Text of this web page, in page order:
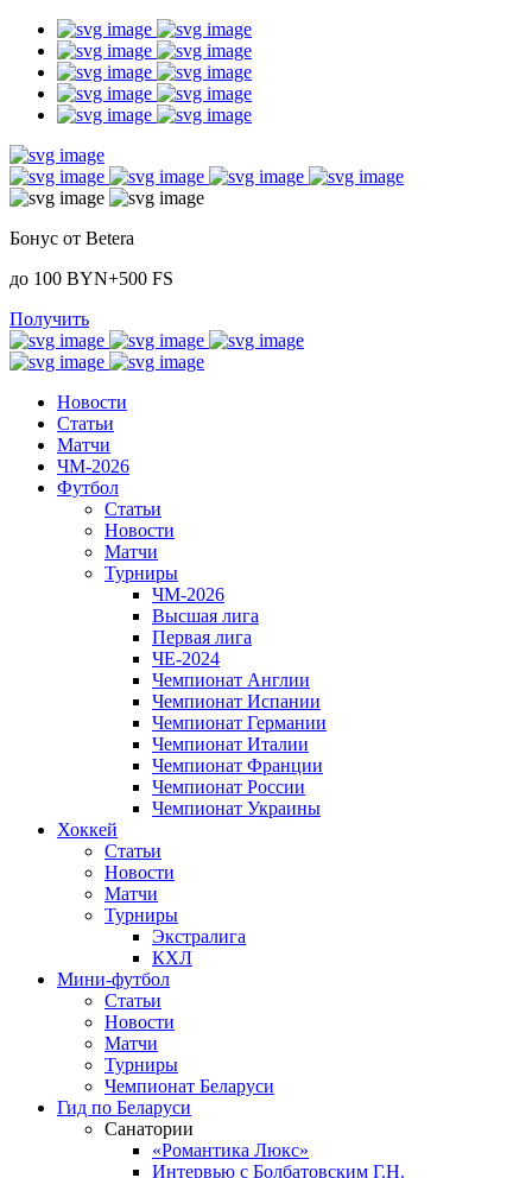
Бонус от Betera
до 100 BYN+500 FS
Получить
Новости
Статьи
Матчи
ЧМ-2026
Футбол
Статьи
Новости
Матчи
Турниры
ЧМ-2026
Высшая лига
Первая лига
ЧЕ-2024
Чемпионат Англии
Чемпионат Испании
Чемпионат Германии
Чемпионат Италии
Чемпионат Франции
Чемпионат России
Чемпионат Украины
Хоккей
Статьи
Новости
Матчи
Турниры
Экстралига
КХЛ
Мини-футбол
Статьи
Новости
Матчи
Турниры
Чемпионат Беларуси
Гид по Беларуси
Санатории
«Романтика Люкс»
Интервью с Болбатовским Г.Н.